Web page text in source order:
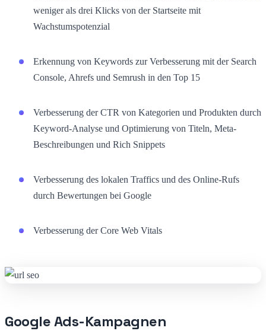
weniger als drei Klicks von der Startseite mit
Wachstumspotenzial
Erkennung von Keywords zur Verbesserung mit der Search
Console, Ahrefs und Semrush in den Top 15
Verbesserung der CTR von Kategorien und Produkten durch
Keyword-Analyse und Optimierung von Titeln, Meta-
Beschreibungen und Rich Snippets
Verbesserung des lokalen Traffics und des Online-Rufs
durch Bewertungen bei Google
Verbesserung der Core Web Vitals
Google Ads-Kampagnen